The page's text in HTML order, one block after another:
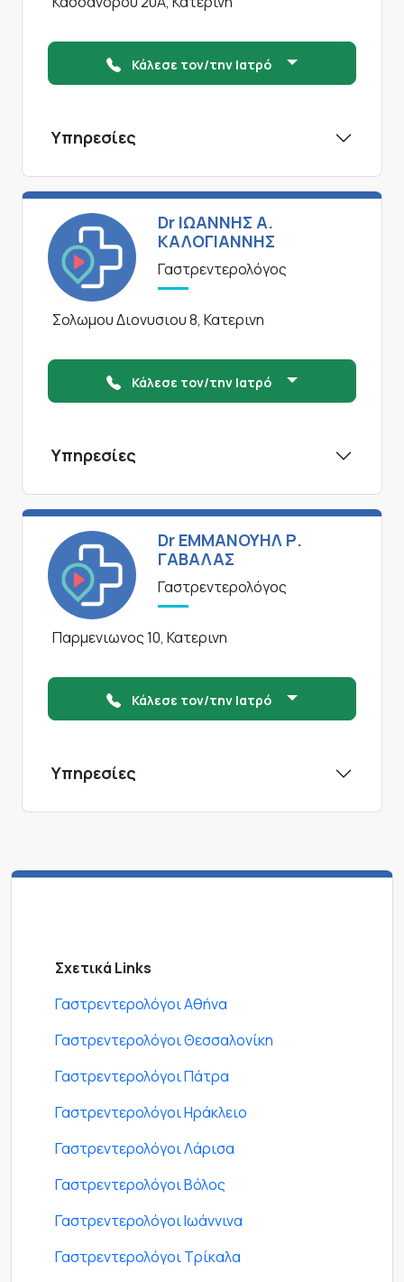
Κάλεσε τον/την Ιατρό
Υπηρεσίες
Dr ΙΩΑΝΝΗΣ Α.
ΚΑΛΟΓΙΑΝΝΗΣ
Γαστρεντερολόγος
Σολωμου Διονυσιου 8, Κατερινη
Κάλεσε τον/την Ιατρό
Υπηρεσίες
Dr ΕΜΜΑΝΟΥΗΛ Ρ.
ΓΑΒΑΛΑΣ
Γαστρεντερολόγος
Παρμενιωνος 10, Κατερινη
Κάλεσε τον/την Ιατρό
Υπηρεσίες
Σχετικά Links
Γαστρεντερολόγοι Αθήνα
Γαστρεντερολόγοι Θεσσαλονίκη
Γαστρεντερολόγοι Πάτρα
Γαστρεντερολόγοι Ηράκλειο
Γαστρεντερολόγοι Λάρισα
Γαστρεντερολόγοι Βόλος
Γαστρεντερολόγοι Ιωάννινα
Γαστρεντερολόγοι Τρίκαλα